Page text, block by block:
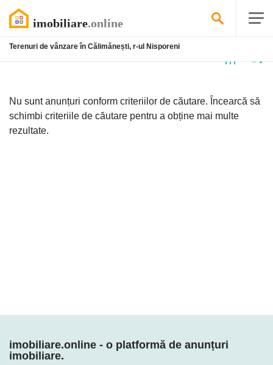
Terenuri de vânzare în Călimănești, r-ul Nisporeni
Nu sunt anunțuri conform criteriilor de căutare. Încearcă să
schimbi criteriile de căutare pentru a obține mai multe
rezultate.
imobiliare.online - o platformă de anunțuri
imobiliare.